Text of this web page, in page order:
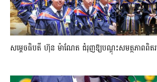
សម្តេចធិបតី ហ៊ុន ម៉ាណែត ជំរុញឱ្យបណ្តុះសមត្ថភាពពិ